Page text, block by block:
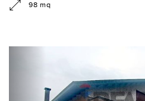
98 mq